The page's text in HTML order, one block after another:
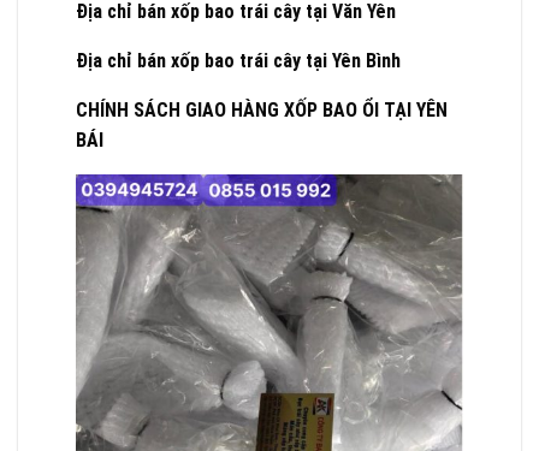
Địa chỉ bán xốp bao trái cây tại Văn Yên
Địa chỉ bán xốp bao trái cây tại Yên Bình
CHÍNH SÁCH GIAO HÀNG XỐP BAO ỔI TẠI YÊN
BÁI